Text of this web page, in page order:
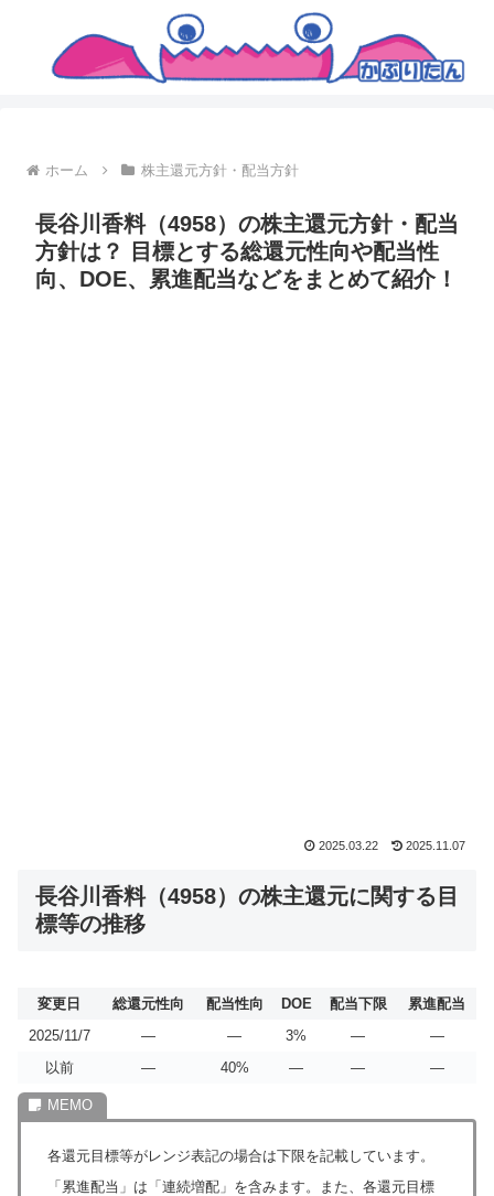
ホーム 株主還元方針・配当方針
長谷川香料（4958）の株主還元方針・配当
方針は？ 目標とする総還元性向や配当性
向、DOE、累進配当などをまとめて紹介！
2025.03.22 2025.11.07
長谷川香料（4958）の株主還元に関する目
標等の推移
変更日 総還元性向 配当性向 DOE 配当下限
累進配当
2025/11/7
― ― 3% ―
―
以前
― 40% ― ― ―
各還元目標等がレンジ表記の場合は下限を記載しています。
「累進配当」は「連続増配」を含みます。また、各還元目標